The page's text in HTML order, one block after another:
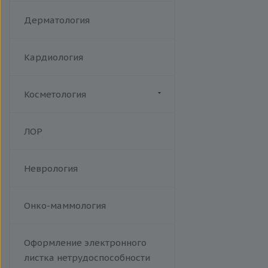
Дерматология
Кардиология
Косметология
Ботулотоксин
Лазерная эпиляция
Проведение эпиляции.
Тредлифтинг
Уходы
ЛОР
Неврология
Онко-маммология
Оформление электронного
листка нетрудоспособности